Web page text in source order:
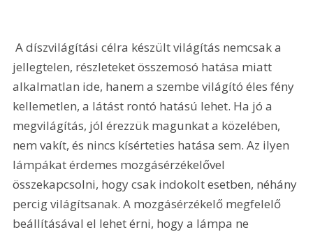
A díszvilágítási célra készült világítás nemcsak a
jellegtelen, részleteket összemosó hatása miatt
alkalmatlan ide, hanem a szembe világító éles fény
kellemetlen, a látást rontó hatású lehet. Ha jó a
megvilágítás, jól érezzük magunkat a közelében,
nem vakít, és nincs kísérteties hatása sem. Az ilyen
lámpákat érdemes mozgásérzékelővel
összekapcsolni, hogy csak indokolt esetben, néhány
percig világítsanak. A mozgásérzékelő megfelelő
beállításával el lehet érni, hogy a lámpa ne